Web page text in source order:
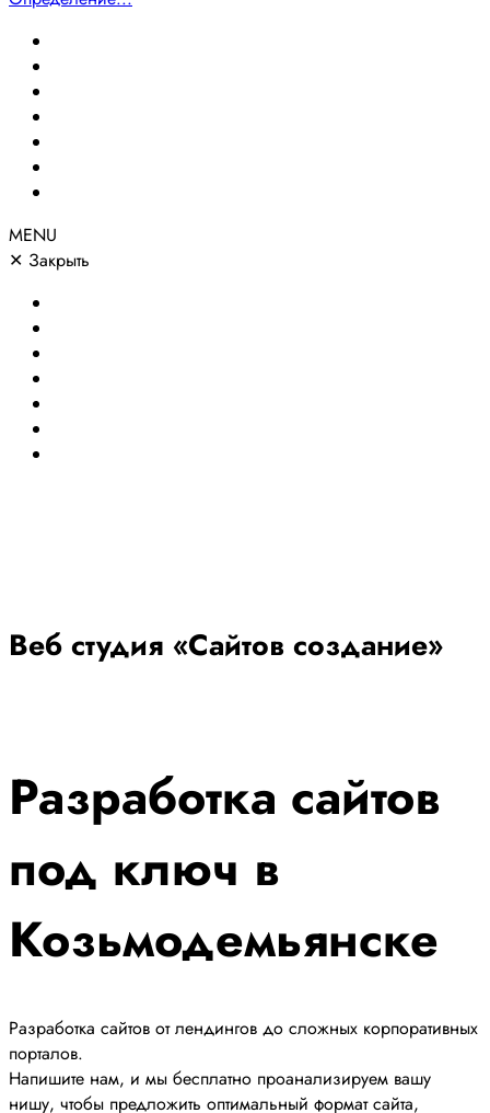
MENU
✕ Закрыть
Веб студия «Сайтов создание»
Разработка сайтов
под ключ в
Козьмодемьянске
Разработка сайтов от лендингов до сложных корпоративных
порталов.
Напишите нам, и мы бесплатно проанализируем вашу
нишу, чтобы предложить оптимальный формат сайта,